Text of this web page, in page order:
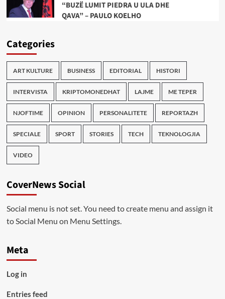
“BUZË LUMIT PIEDRA U ULA DHE
QAVA” – PAULO KOELHO
Categories
ART KULTURE BUSINESS EDITORIAL HISTORI
INTERVISTA KRIPTOMONEDHAT LAJME ME TEPER
NJOFTIME OPINION PERSONALITETE REPORTAZH
SPECIALE SPORT STORIES TECH TEKNOLOGJIA
VIDEO
CoverNews Social
Social menu is not set. You need to create menu and assign it
to Social Menu on Menu Settings.
Meta
Log in
Entries feed